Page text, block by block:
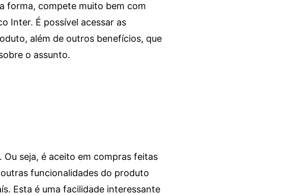
forma, compete muito bem com
Inter. É possível acessar as
além de outros benefícios, que
o assunto.
seja, é aceito em compras feitas
funcionalidades do produto
Esta é uma facilidade interessante